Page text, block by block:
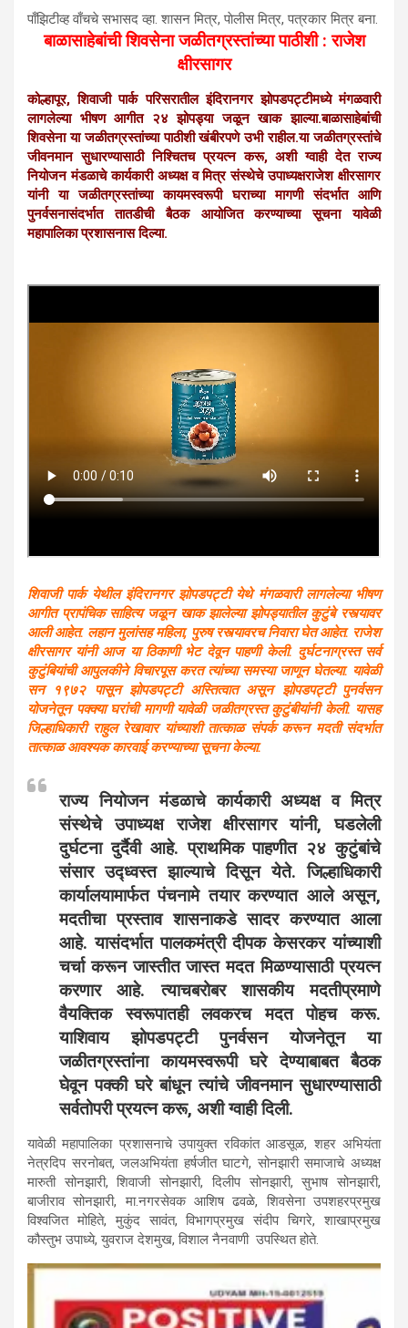
पाँझिटीव्ह वाँचचे सभासद व्हा. शासन मित्र, पाेलीस मित्र, पत्रकार मित्र बना.
बाळासाहेबांची शिवसेना जळीतग्रस्तांच्या पाठीशी : राजेश
क्षीरसागर
कोल्हापूर, शिवाजी पार्क परिसरातील इंदिरानगर झोपडपट्टीमध्ये मंगळवारी
लागलेल्या भीषण आगीत २४ झोपड्या जळून खाक झाल्या.बाळासाहेबांची
शिवसेना या जळीतग्रस्तांच्या पाठीशी खंबीरपणे उभी राहील.या जळीतग्रस्तांचे
जीवनमान सुधारण्यासाठी निश्चितच प्रयत्न करू, अशी ग्वाही देत राज्य
नियोजन मंडळाचे कार्यकारी अध्यक्ष व मित्र संस्थेचे उपाध्यक्षराजेश क्षीरसागर
यांनी या जळीतग्रस्तांच्या कायमस्वरूपी घराच्या मागणी संदर्भात आणि
पुनर्वसनासंदर्भात तातडीची बैठक आयोजित करण्याच्या सूचना यावेळी
महापालिका प्रशासनास दिल्या.
शिवाजी पार्क येथील इंदिरानगर झोपडपट्टी येथे मंगळवारी लागलेल्या भीषण
आगीत प्रापंचिक साहित्य जळून खाक झालेल्या झोपड्यातील कुटुंबे रस्त्यावर
आली आहेत. लहान मुलांसह महिला, पुरुष रस्त्यावरच निवारा घेत आहेत. राजेश
क्षीरसागर यांनी आज या ठिकाणी भेट देवून पाहणी केली. दुर्घटनाग्रस्त सर्व
कुटुंबियांची आपुलकीने विचारपूस करत त्यांच्या समस्या जाणून घेतल्या. यावेळी
सन १९७२ पासून झोपडपट्टी अस्तित्वात असून झोपडपट्टी पुनर्वसन
योजनेतून पक्क्या घरांची मागणी यावेळी जळीतग्रस्त कुटुंबीयांनी केली. यासह
जिल्हाधिकारी राहुल रेखावार यांच्याशी तात्काळ संपर्क करून मदती संदर्भात
तात्काळ आवश्यक कारवाई करण्याच्या सूचना केल्या.
राज्य नियोजन मंडळाचे कार्यकारी अध्यक्ष व मित्र
संस्थेचे उपाध्यक्ष राजेश क्षीरसागर यांनी, घडलेली
दुर्घटना दुर्दैवी आहे. प्राथमिक पाहणीत २४ कुटुंबांचे
संसार उद्ध्वस्त झाल्याचे दिसून येते. जिल्हाधिकारी
कार्यालयामार्फत पंचनामे तयार करण्यात आले असून,
मदतीचा प्रस्ताव शासनाकडे सादर करण्यात आला
आहे. यासंदर्भात पालकमंत्री दीपक केसरकर यांच्याशी
चर्चा करून जास्तीत जास्त मदत मिळण्यासाठी प्रयत्न
करणार आहे. त्याचबरोबर शासकीय मदतीप्रमाणे
वैयक्तिक स्वरूपातही लवकरच मदत पोहच करू.
याशिवाय झोपडपट्टी पुनर्वसन योजनेतून या
जळीतग्रस्तांना कायमस्वरूपी घरे देण्याबाबत बैठक
घेवून पक्की घरे बांधून त्यांचे जीवनमान सुधारण्यासाठी
सर्वतोपरी प्रयत्न करू, अशी ग्वाही दिली.
यावेळी महापालिका प्रशासनाचे उपायुक्त रविकांत आडसूळ, शहर अभियंता
नेत्रदिप सरनोबत, जलअभियंता हर्षजीत घाटगे, सोनझारी समाजाचे अध्यक्ष
मारुती सोनझारी, शिवाजी सोनझारी, दिलीप सोनझारी, सुभाष सोनझारी,
बाजीराव सोनझारी, मा.नगरसेवक आशिष ढवळे, शिवसेना उपशहरप्रमुख
विश्वजित मोहिते, मुकुंद सावंत, विभागप्रमुख संदीप चिगरे, शाखाप्रमुख
कौस्तुभ उपाध्ये, युवराज देशमुख, विशाल नैनवाणी उपस्थित होते.